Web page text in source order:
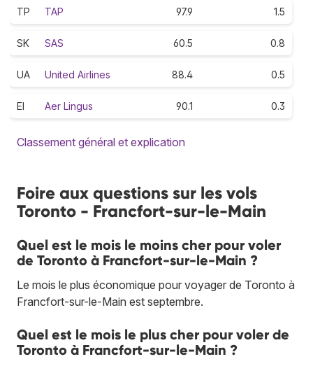
TP TAP 97.9 1.5
SK SAS 60.5 0.8
UA United Airlines 88.4 0.5
EI Aer Lingus 90.1 0.3
Classement général et explication
Foire aux questions sur les vols
Toronto - Francfort-sur-le-Main
Quel est le mois le moins cher pour voler
de Toronto à Francfort-sur-le-Main ?
Le mois le plus économique pour voyager de Toronto à
Francfort-sur-le-Main est septembre.
Quel est le mois le plus cher pour voler de
Toronto à Francfort-sur-le-Main ?